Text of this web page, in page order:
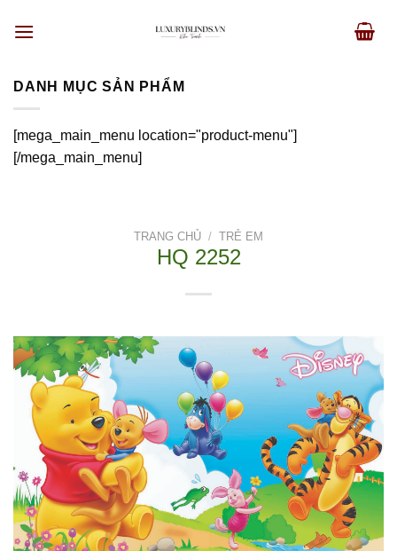
DANH MỤC SẢN PHẨM
[mega_main_menu location="product-menu"]
[/mega_main_menu]
TRANG CHỦ / TRẺ EM
HQ 2252